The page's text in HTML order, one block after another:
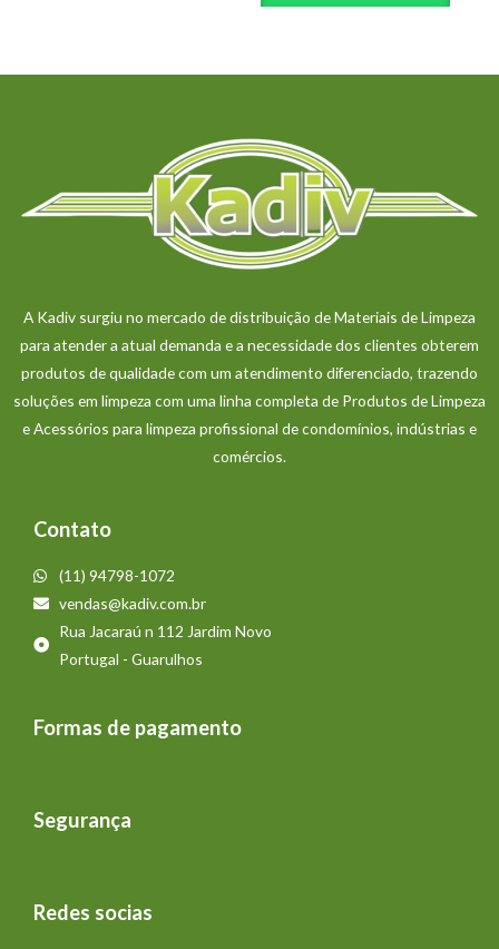
A Kadiv surgiu no mercado de distribuição de Materiais de Limpeza
para atender a atual demanda e a necessidade dos clientes obterem
produtos de qualidade com um atendimento diferenciado, trazendo
soluções em limpeza com uma linha completa de Produtos de Limpeza
e Acessórios para limpeza profissional de condomínios, indústrias e
comércios.
Contato
(11) 94798-1072
vendas@kadiv.com.br
Rua Jacaraú n 112 Jardim Novo
Portugal - Guarulhos
Formas de pagamento
Segurança
Redes socias